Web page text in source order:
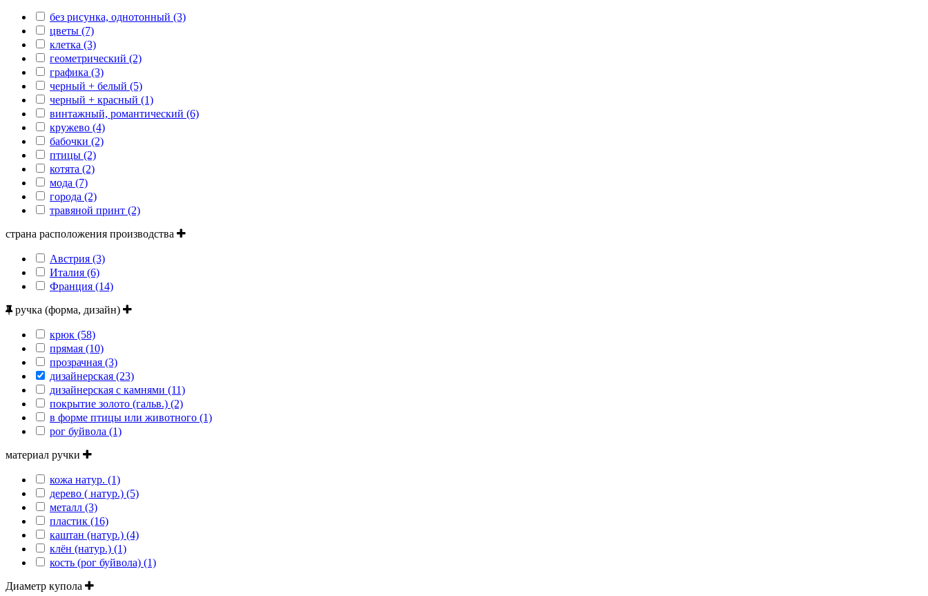
без рисунка, однотонный (3)
цветы (7)
клетка (3)
геометрический (2)
графика (3)
черный + белый (5)
черный + красный (1)
винтажный, романтический (6)
кружево (4)
бабочки (2)
птицы (2)
котята (2)
мода (7)
города (2)
травяной принт (2)
страна расположения производства
Австрия (3)
Италия (6)
Франция (14)
ручка (форма, дизайн)
крюк (58)
прямая (10)
прозрачная (3)
дизайнерская (23)
дизайнерская с камнями (11)
покрытие золото (гальв.) (2)
в форме птицы или животного (1)
рог буйвола (1)
материал ручки
кожа натур. (1)
дерево ( натур.) (5)
металл (3)
пластик (16)
каштан (натур.) (4)
клён (натур.) (1)
кость (рог буйвола) (1)
Диаметр купола